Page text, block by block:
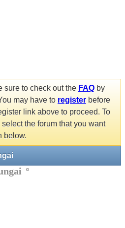
sure to check out the FAQ by
may have to register before
link above to proceed. To
the forum that you want
below.